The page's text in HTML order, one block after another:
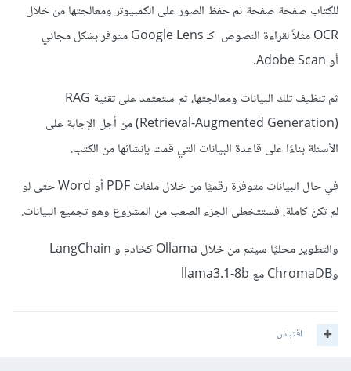
للكتاب صفحة صفحة ثم حفظ الصور على الكمبيوتر ومعالجتها من خلال
OCR مثلاً لقراءة النصوص كـ Google Lens متوفر بشكل مجاني
أو Adobe Scan.
ثم تنظيف تلك البيانات ومعالجتها، ثم ستعتمد على تقنية RAG
(Retrieval-Augmented Generation) من أجل الإجابة على
الأسئلة بناءًا على قاعدة البيانات التي قمت بإنشائها من الكتب.
في حال البيانات متوفرة رقميًا من خلال ملفات PDF أو Word حتى لو
لم تكن كاملة، فستتخطى الجزء الصعب من المشروع وهو تجميع البيانات.
والتطوير محليًا سيتم من خلال Ollama كخادم و LangChain
وChromaDB مع llama3.1-8b
اقتباس